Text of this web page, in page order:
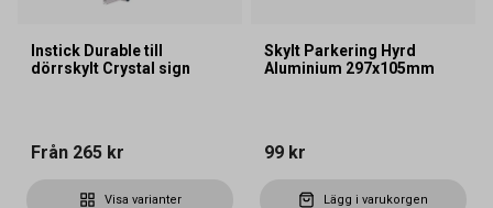
Instick Durable till
dörrskylt Crystal sign
Från 265 kr
Visa varianter
Skylt Parkering Hyrd
Aluminium 297x105mm
99 kr
Lägg i varukorgen